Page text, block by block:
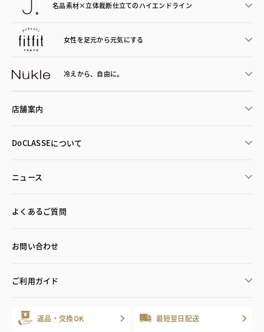
名品素材×立体裁断仕立てのハイエンドライン
女性を足元から元気にする
冷えから、 自由に。
店舗案内
DoCLASSEについて
ニュース
よくあるご質問
お問い合わせ
ご利用ガイド
返品・交換OK 最短翌日配送